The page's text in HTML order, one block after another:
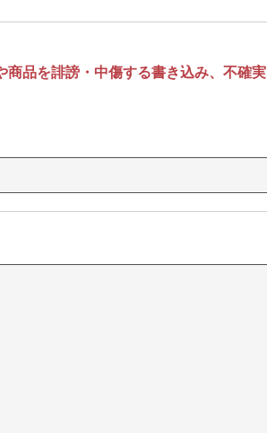
商品を誹謗・中傷する書き込み、不確